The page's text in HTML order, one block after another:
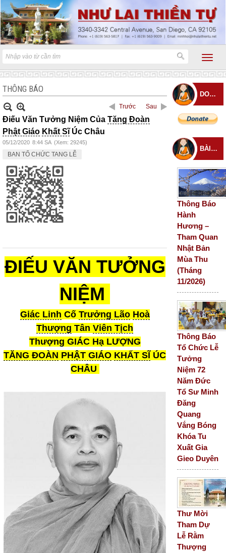
THÔNG BÁO
Trước Sau
Điếu Văn Tưởng Niệm Của Tăng Đoàn
Phật Giáo Khất SĩÚc Châu
05/12/2020 8:44 SA (Xem: 29245)
BAN TỔ CHỨC TANG LỄ
ĐIẾU VĂN TƯỞNG
NIỆM
Giác Linh Cố Trưởng Lão Hoà
Thượng Tân Viên Tịch
Thượng GIÁCHạ LƯỢNG
TĂNG ĐOÀN PHẬT GIÁO KHẤT SĨ ÚC
CHÂU
DONATE
BÀI ĐĂNG MỚI
Thông Báo
Hành
Hương –
Tham Quan
Nhật Bản
Mùa Thu
(Tháng
11/2026)
Thông Báo
Tổ Chức Lễ
Tưởng
Niệm 72
Năm Đức
Tổ Sư Minh
Đăng
Quang
Vắng Bóng
Khóa Tu
Xuất Gia
Gieo Duyên
Thư Mời
Tham Dự
Lễ Rằm
Thượng